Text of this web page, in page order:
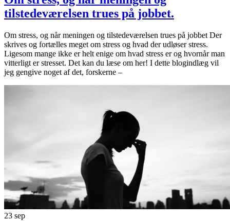
tilstedeværelsen trues på jobbet.
Om stress, og når meningen og tilstedeværelsen trues på jobbet Der
skrives og fortælles meget om stress og hvad der udløser stress.
Ligesom mange ikke er helt enige om hvad stress er og hvornår man
vitterligt er stresset. Det kan du læse om her! I dette blogindlæg vil
jeg gengive noget af det, forskerne –
23 sep